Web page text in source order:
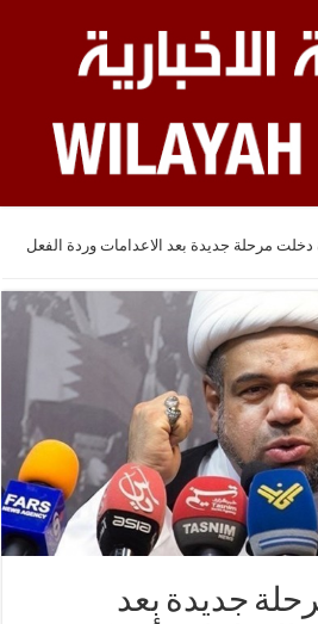
دخلت مرحلة جديدة بعد الاعدامات وردة الفعل
جديدة بعد